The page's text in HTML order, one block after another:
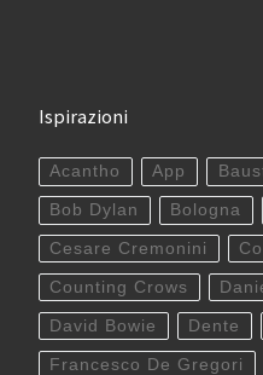
Ispirazioni
Acantho App
Bob Dylan Bologna
Cesare Cremonini
Counting Crows
David Bowie Dente
Francesco De Gregori